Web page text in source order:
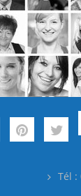
Tél :